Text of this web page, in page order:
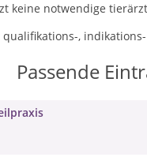
keine notwendige
,
Passende